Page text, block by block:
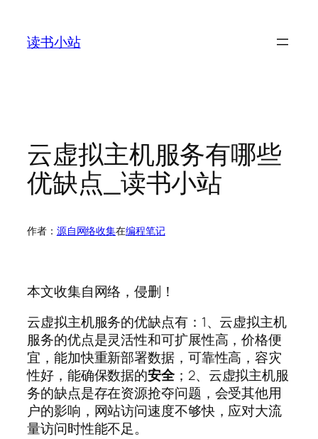
读书小站
云虚拟主机服务有哪些
优缺点_读书小站
作者： 源自网络收集在编程笔记
本文收集自网络，侵删！
云虚拟主机服务的优缺点有：1、云虚拟主机
服务的优点是灵活性和可扩展性高，价格便
宜，能加快重新部署数据，可靠性高，容灾
性好，能确保数据的安全；2、云虚拟主机服
务的缺点是存在资源抢夺问题，会受其他用
户的影响，网站访问速度不够快，应对大流
量访问时性能不足。